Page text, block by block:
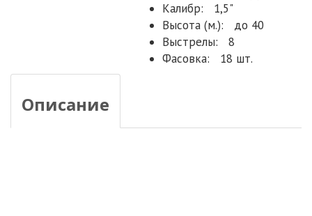
Калибр:
1,5"
Высота (м.):
до 40
Выстрелы:
8
Фасовка:
18 шт.
Описание